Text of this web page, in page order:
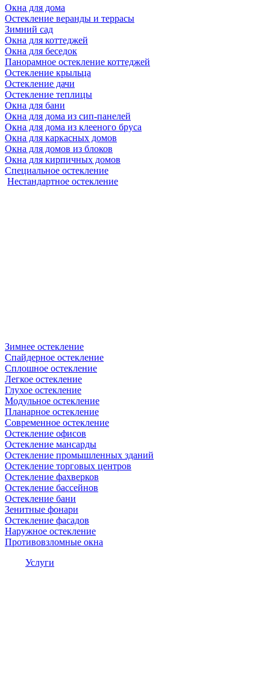
Окна для дома
Остекление веранды и террасы
Зимний сад
Окна для коттеджей
Окна для беседок
Панорамное остекление коттеджей
Остекление крыльца
Остекление дачи
Остекление теплицы
Окна для бани
Окна для дома из сип-панелей
Окна для дома из клееного бруса
Окна для каркасных домов
Окна для домов из блоков
Окна для кирпичных домов
Специальное остекление
Нестандартное остекление
Зимнее остекление
Спайдерное остекление
Сплошное остекление
Легкое остекление
Глухое остекление
Модульное остекление
Планарное остекление
Современное остекление
Остекление офисов
Остекление мансарды
Остекление промышленных зданий
Остекление торговых центров
Остекление фахверков
Остекление бассейнов
Остекление бани
Зенитные фонари
Остекление фасадов
Наружное остекление
Противовзломные окна
Услуги